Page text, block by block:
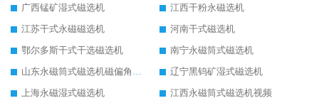
广西锰矿湿式磁选机
江西干粉永磁选机
江苏干式永磁磁选机
河南干式磁选机
鄂尔多斯干式干选磁选机
南宁永磁筒式磁选机
山东永磁筒式磁选机磁偏角怎么调整
辽宁黑钨矿湿式磁选机
上海永磁湿式磁选机
江西永磁筒式磁选机视频